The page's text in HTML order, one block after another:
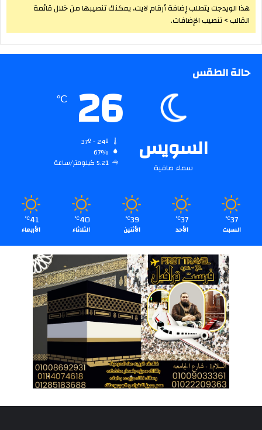
هذا الويدجت يتطلب إضافة أرقام لايت، يمكنك تنصيبها من خلال قائمة
القالب > تنصيب الإضافات.
حالة الطقس
السويس
سماء صافية
26
℃
67%
5.21 كيلومتر/ساعة
37
℃
السبت
37
℃
الأحد
39
℃
الأثنين
40
℃
الثلاثاء
41
℃
الأربعاء